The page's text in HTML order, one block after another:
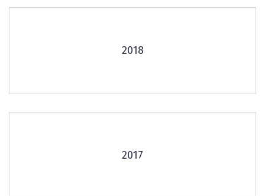
2018
2017